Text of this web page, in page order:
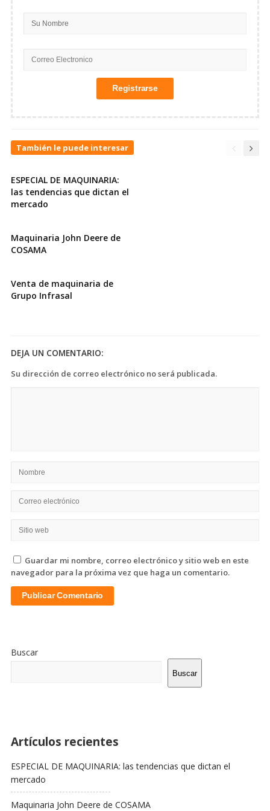
También le puede interesar
ESPECIAL DE MAQUINARIA:
las tendencias que dictan el
mercado
Maquinaria John Deere de
COSAMA
Venta de maquinaria de
Grupo Infrasal
DEJA UN COMENTARIO:
Su dirección de correo electrónico no será publicada.
Guardar mi nombre, correo electrónico y sitio web en este
navegador para la próxima vez que haga un comentario.
De
La
Lateral
Buscar
Buscar
Artículos recientes
ESPECIAL DE MAQUINARIA: las tendencias que dictan el
mercado
Maquinaria John Deere de COSAMA